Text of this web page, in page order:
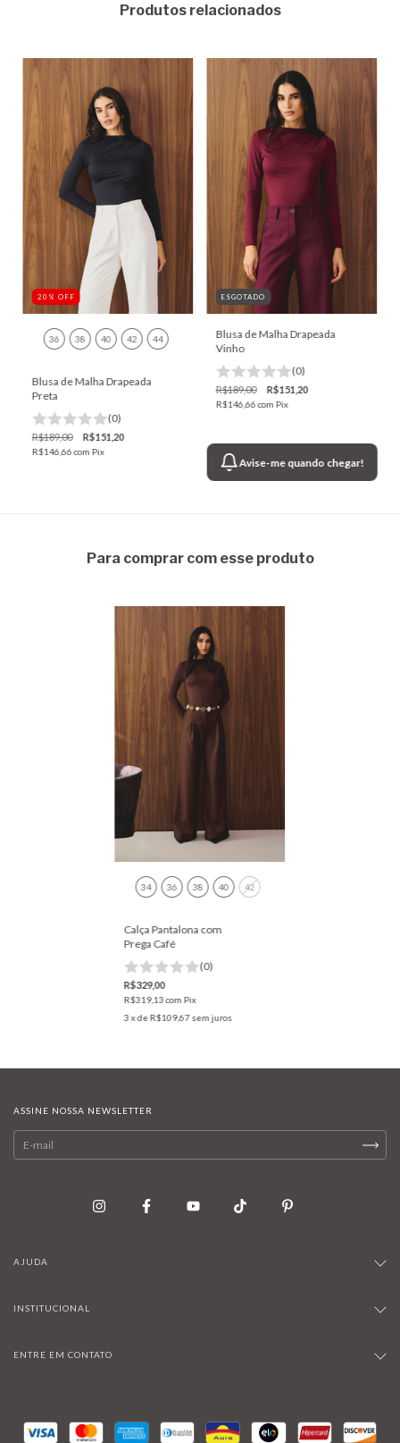
Produtos relacionados
20 % OFF
36 38 40 42 44
Blusa de Malha Drapeada
Preta
(0)
R$189,00 R$151,20
R$146,66com Pix
ESGOTADO
Blusa de Malha Drapeada
Vinho
(0)
R$189,00 R$151,20
R$146,66com Pix
Avise-me quando chegar!
Para comprar com esse produto
34 36 38 40 42
Calça Pantalona com
Prega Café
(0)
R$329,00
R$319,13com Pix
3 x deR$109,67sem juros
ASSINE NOSSA NEWSLETTER
AJUDA
INSTITUCIONAL
ENTRE EM CONTATO